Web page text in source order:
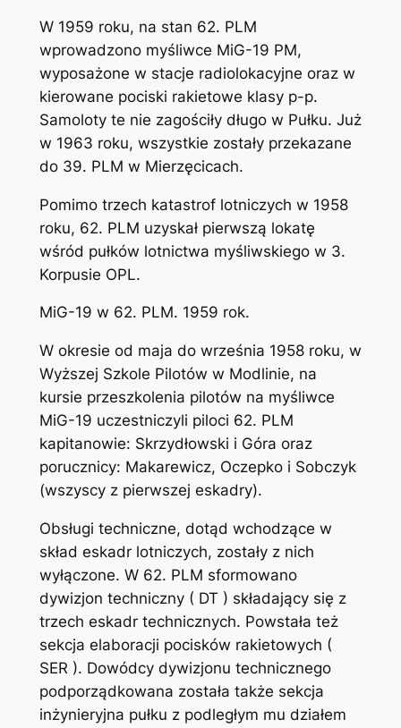
W 1959 roku, na stan 62. PLM
wprowadzono myśliwce MiG-19 PM,
wyposażone w stacje radiolokacyjne oraz w
kierowane pociski rakietowe klasy p-p.
Samoloty te nie zagościły długo w Pułku. Już
w 1963 roku, wszystkie zostały przekazane
do 39. PLM w Mierzęcicach.
Pomimo trzech katastrof lotniczych w 1958
roku, 62. PLM uzyskał pierwszą lokatę
wśród pułków lotnictwa myśliwskiego w 3.
Korpusie OPL.
MiG-19 w 62. PLM. 1959 rok.
W okresie od maja do września 1958 roku, w
Wyższej Szkole Pilotów w Modlinie, na
kursie przeszkolenia pilotów na myśliwce
MiG-19 uczestniczyli piloci 62. PLM
kapitanowie: Skrzydłowski i Góra oraz
porucznicy: Makarewicz, Oczepko i Sobczyk
(wszyscy z pierwszej eskadry).
Obsługi techniczne, dotąd wchodzące w
skład eskadr lotniczych, zostały z nich
wyłączone. W 62. PLM sformowano
dywizjon techniczny ( DT ) składający się z
trzech eskadr technicznych. Powstała też
sekcja elaboracji pocisków rakietowych (
SER ). Dowódcy dywizjonu technicznego
podporządkowana została także sekcja
inżynieryjna pułku z podległym mu działem